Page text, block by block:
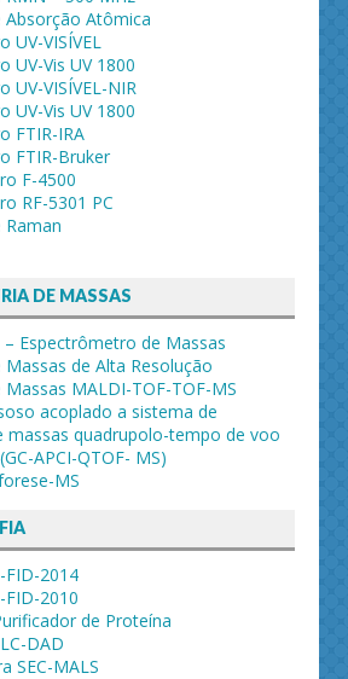
Atômica
UV-VISÍVEL
UV-Vis UV 1800
VISÍVEL-NIR
UV-Vis UV 1800
FTIR-IRA
FTIR-Bruker
F-4500
RF-5301 PC
DE MASSAS
Espectrômetro de Massas
de Alta Resolução
MALDI-TOF-TOF-MS
acoplado a sistema de
massas quadrupolo-tempo de voo
APCI-QTOF- MS)
MS
2014
2010
de Proteína
DAD
SEC-MALS